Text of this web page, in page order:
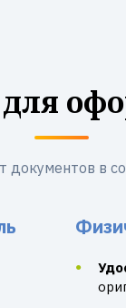
документов в